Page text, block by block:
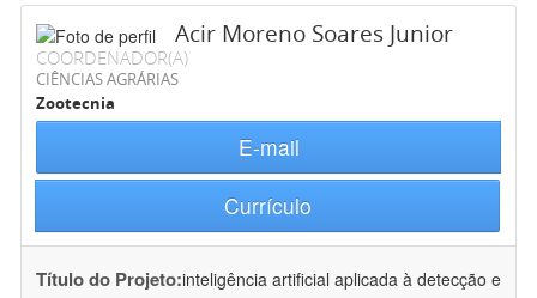
Acir Moreno Soares Junior
COORDENADOR(A)
CIÊNCIAS AGRÁRIAS
Zootecnia
E-mail
Currículo
Título do Projeto:inteligência artificial aplicada à detecção e